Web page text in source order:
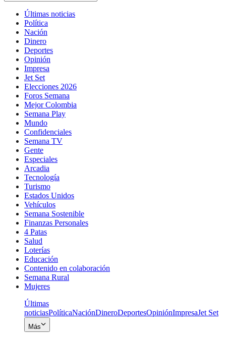
Últimas noticias
Política
Nación
Dinero
Deportes
Opinión
Impresa
Jet Set
Elecciones 2026
Foros Semana
Mejor Colombia
Semana Play
Mundo
Confidenciales
Semana TV
Gente
Especiales
Arcadia
Tecnología
Turismo
Estados Unidos
Vehículos
Semana Sostenible
Finanzas Personales
4 Patas
Salud
Loterías
Educación
Contenido en colaboración
Semana Rural
Mujeres
Últimas
noticiasPolíticaNaciónDineroDeportesOpiniónImpresaJet Set
Más